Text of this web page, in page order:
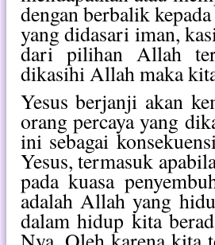
dengan berbalik
yang didasari iman,
dari pilihan Allah
dikasihi Allah maka
Yesus berjanji akan
orang percaya yang
ini sebagai
Yesus, termasuk
pada kuasa
adalah Allah yang
dalam hidup kita